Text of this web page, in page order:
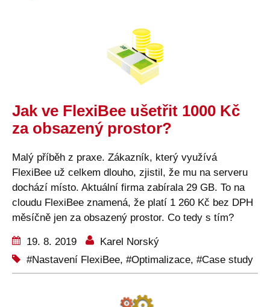
Jak ve FlexiBee ušetřit 1000 Kč
za obsazený prostor?
Malý příběh z praxe. Zákazník, který využívá
FlexiBee už celkem dlouho, zjistil, že mu na serveru
dochází místo. Aktuální firma zabírala 29 GB. To na
cloudu FlexiBee znamená, že platí 1 260 Kč bez DPH
měsíčně jen za obsazený prostor. Co tedy s tím?
19. 8. 2019
Karel Norský
Nastavení FlexiBee, Optimalizace, Case study